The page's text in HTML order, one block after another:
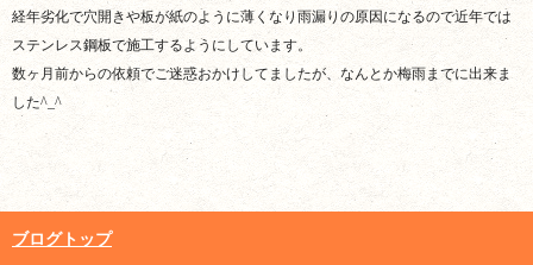
経年劣化で穴開きや板が紙のように薄くなり雨漏りの原因になるので近年では
ステンレス鋼板で施工するようにしています。
数ヶ月前からの依頼でご迷惑おかけしてましたが、なんとか梅雨までに出来ま
した^_^
ブログトップ